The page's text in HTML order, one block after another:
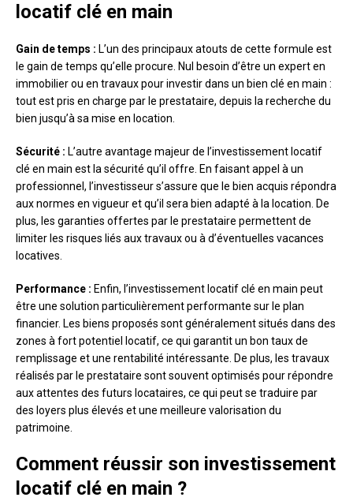
locatif clé en main
Gain de temps : L’un des principaux atouts de cette formule est
le gain de temps qu’elle procure. Nul besoin d’être un expert en
immobilier ou en travaux pour investir dans un bien clé en main :
tout est pris en charge par le prestataire, depuis la recherche du
bien jusqu’à sa mise en location.
Sécurité : L’autre avantage majeur de l’investissement locatif
clé en main est la sécurité qu’il offre. En faisant appel à un
professionnel, l’investisseur s’assure que le bien acquis répondra
aux normes en vigueur et qu’il sera bien adapté à la location. De
plus, les garanties offertes par le prestataire permettent de
limiter les risques liés aux travaux ou à d’éventuelles vacances
locatives.
Performance : Enfin, l’investissement locatif clé en main peut
être une solution particulièrement performante sur le plan
financier. Les biens proposés sont généralement situés dans des
zones à fort potentiel locatif, ce qui garantit un bon taux de
remplissage et une rentabilité intéressante. De plus, les travaux
réalisés par le prestataire sont souvent optimisés pour répondre
aux attentes des futurs locataires, ce qui peut se traduire par
des loyers plus élevés et une meilleure valorisation du
patrimoine.
Comment réussir son investissement
locatif clé en main ?